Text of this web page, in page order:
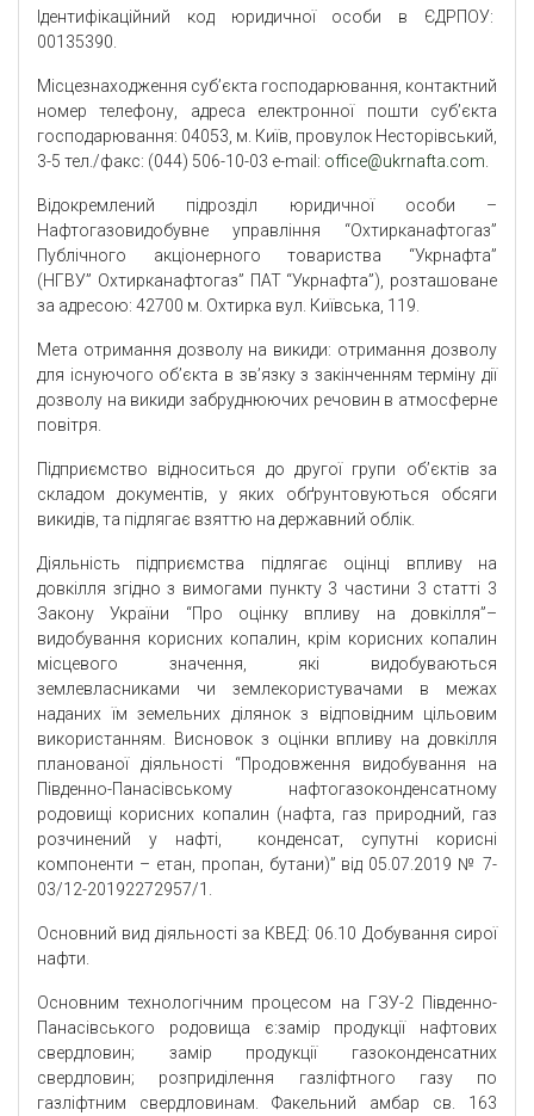
Ідентифікаційний код юридичної особи в ЄДРПОУ:
00135390.
Місцезнаходження суб’єкта господарювання, контактний
номер телефону, адреса електронної пошти суб’єкта
господарювання: 04053, м. Київ, провулок Несторівський,
3-5 тел./факс: (044) 506-10-03 e-mail: office@ukrnafta.com
Відокремлений підрозділ юридичної особи –
Нафтогазовидобувне управління “Охтирканафтогаз”
Публічного акціонерного товариства “Укрнафта”
(НГВУ” Охтирканафтогаз” ПАТ “Укрнафта”), розташоване
за адресою: 42700 м. Охтирка вул. Київська, 119.
Мета отримання дозволу на викиди: отримання дозволу
для існуючого об’єкта в зв’язку з закінченням терміну дії
дозволу на викиди забруднюючих речовин в атмосферне
повітря.
Підприємство відноситься до другої групи об’єктів за
складом документів, у яких обґрунтовуються обсяги
викидів, та підлягає взяттю на державний облік.
Діяльність підприємства підлягає оцінці впливу на
довкілля згідно з вимогами пункту 3 частини 3 статті 3
Закону України “Про оцінку впливу на довкілля”–
видобування корисних копалин, крім корисних копалин
місцевого значення, які видобуваються
землевласниками чи землекористувачами в межах
наданих їм земельних ділянок з відповідним цільовим
використанням. Висновок з оцінки впливу на довкілля
планованої діяльності “Продовження видобування на
Південно-Панасівському нафтогазоконденсатному
родовищі корисних копалин (нафта, газ природний, газ
розчинений у нафті, конденсат, супутні корисні
компоненти – етан, пропан, бутани)” від 05.07.2019 № 7-
03/12-20192272957/1.
Основний вид діяльності за КВЕД: 06.10 Добування сирої
нафти.
Основним технологічним процесом на ГЗУ-2 Південно-
Панасівського родовища є:замір продукції нафтових
свердловин; замір продукції газоконденсатних
свердловин; розприділення газліфтного газу по
газліфтним свердловинам. Факельний амбар св. 163